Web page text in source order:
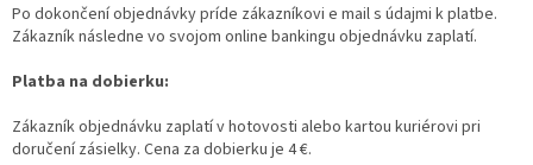
Po dokončení objednávky príde zákazníkovi e mail s údajmi k platbe.
Zákazník následne vo svojom online bankingu objednávku zaplatí.
Platba na dobierku:
Zákazník objednávku zaplatí v hotovosti alebo kartou kuriérovi pri
doručení zásielky. Cena za dobierku je 4 €.